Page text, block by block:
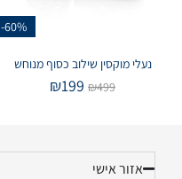
-60%
נעלי מוקסין שילוב כסוף מנוחש
₪499
₪199
אזור אישי